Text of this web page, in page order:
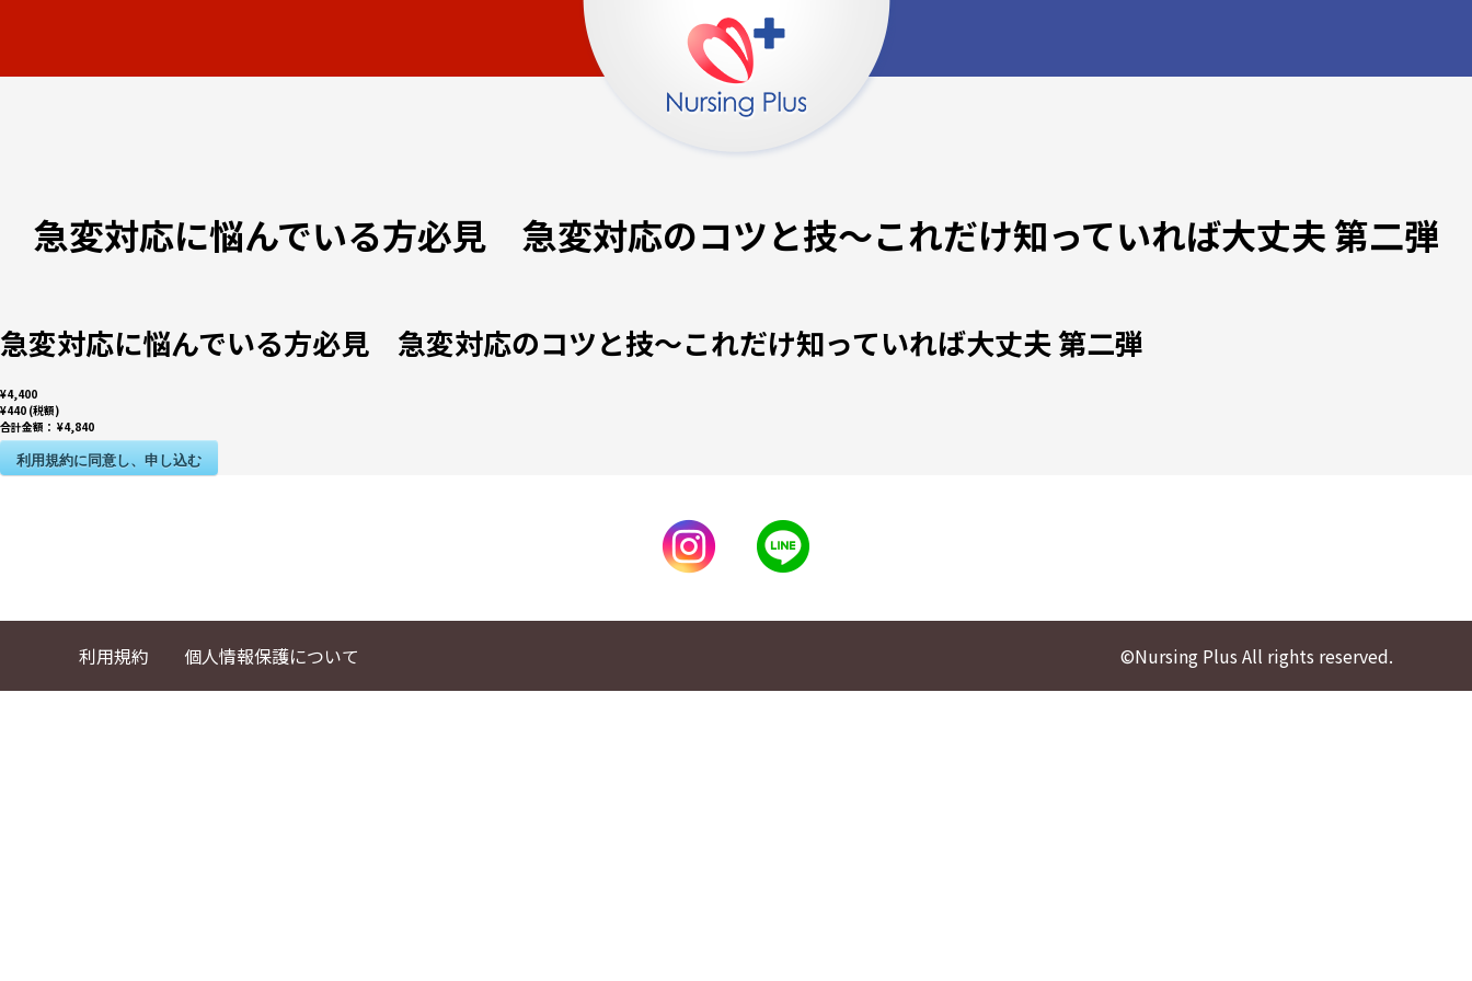
急変対応に悩んでいる方必見 急変対応のコツと技～これだけ知っていれば大丈夫 第二弾
急変対応に悩んでいる方必見 急変対応のコツと技～これだけ知っていれば大丈夫 第二弾
¥4,400
¥440 (税額)
合計金額： ¥4,840
利用規約に同意し、申し込む
利用規約 個人情報保護について ©Nursing Plus All rights reserved.